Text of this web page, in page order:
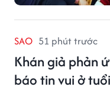
SAO 51 phút trước
Khán giả phản
báo tin vui ở